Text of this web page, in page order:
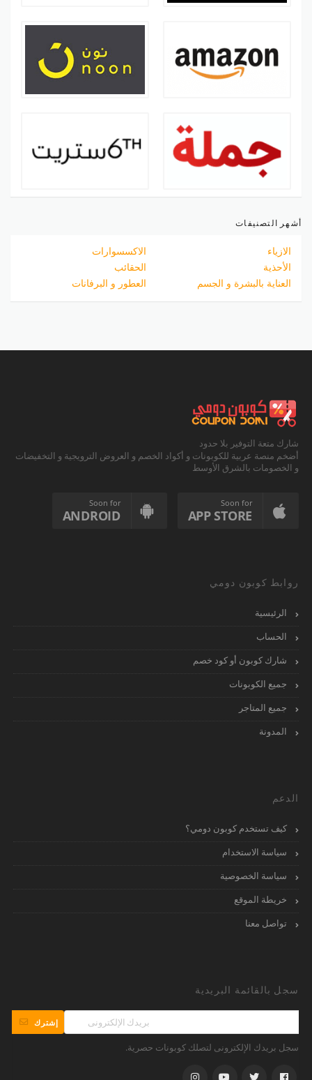
أشهر التصنيفات
الازياء
الاكسسوارات
الأحذية
الحقائب
العناية بالبشرة و الجسم
العطور و البرفانات
شارك متعة التوفير بلا حدود
أضخم منصة عربية للكوبونات و أكواد الخصم و العروض الترويجية و التخفيضات
و الخصومات بالشرق الأوسط
Soon for
APP STORE
Soon for
ANDROID
روابط كوبون دومي
الرئيسية
الحساب
شارك كوبون أو كود خصم
جميع الكوبونات
جميع المتاجر
المدونة
الدعم
كيف تستخدم كوبون دومي؟
سياسة الاستخدام
سياسة الخصوصية
خريطة الموقع
تواصل معنا
سجل بالقائمة البريدية
إشترك
سجل بريدك الإلكترونى لتصلك كوبونات حصرية.